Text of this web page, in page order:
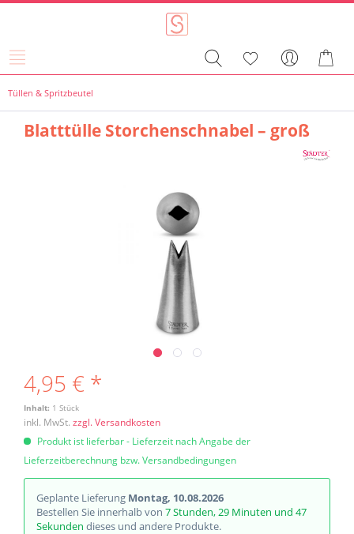
Tüllen & Spritzbeutel
Blatttülle Storchenschnabel – groß
4,95 € *
Inhalt: 1 Stück
inkl. MwSt. zzgl. Versandkosten
Produkt ist lieferbar - Lieferzeit nach Angabe der
Lieferzeitberechnung bzw. Versandbedingungen
Geplante Lieferung Montag, 10.08.2026
Bestellen Sie innerhalb von 7 Stunden, 29 Minuten und 47
Sekunden dieses und andere Produkte.